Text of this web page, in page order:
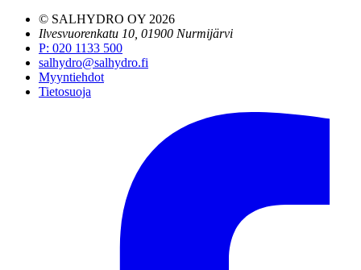
© SALHYDRO OY 2026
Ilvesvuorenkatu 10, 01900 Nurmijärvi
P: 020 1133 500
salhydro@salhydro.fi
Myyntiehdot
Tietosuoja